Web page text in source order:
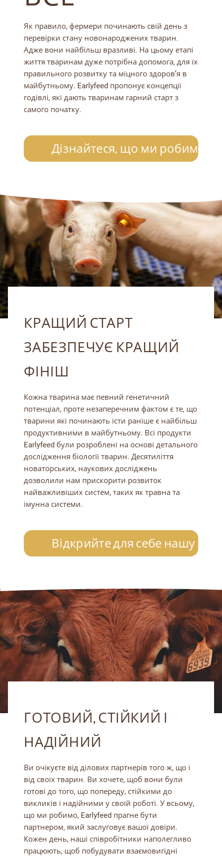
Як правило, фермери починають свій день з
перевірки стану новонароджених тварин.
Адже вони найбільш вразливі. На цьому етапі
життя тваринам дуже потрібна допомога, для їх
правильного розвитку та міцного здоров’я в
майбутньому. Earlyfeed пропонує концепції
годівлі, які дають тваринам гарний старт з
самого початку.
Дізнайтеся, що ми робимо
КРАЩИЙ СТАРТ
ЗАБЕЗПЕЧУЄ КРАЩИЙ
ФІНІШ
Кожна тварина має певний генетичний
потенціал, проте незаперечним фактом є те, що
тварини які починають їсти раніше є найбільш
продуктивними в майбутньому. Всі продукти
Earlyfeed були розроблені на основі детального
дослідження біології тварин. Десятиліття
новаторських, наукових досліджень
дозволили нам прискорити розвиток
найважливіших систем, таких як травна та
імунна системи.
Відкрийте для себе нашу
ГОТОВИЙ, СТІЙКИЙ І
НАДІЙНИЙ
Ви очікуєте від ділових партнерів того ж, що і
від своїх тварин. Ви хочете, щоб вони були
готові до того, що попереду, стійкими до
викликів і надійними у своїй роботі. У всьому,
що ми робимо, Earlyfeed прагне бути
партнером, який заслуговує вашої довіри.
Кожен день, наші співробітники наполегливо
працюють, щоб побудувати взаємовигідні